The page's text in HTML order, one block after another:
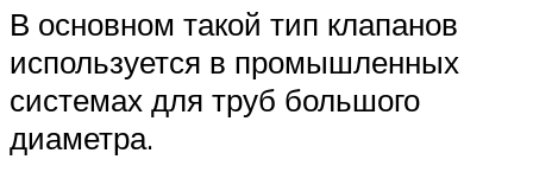
В основном такой тип клапанов
используется в промышленных
системах для труб большого
диаметра.